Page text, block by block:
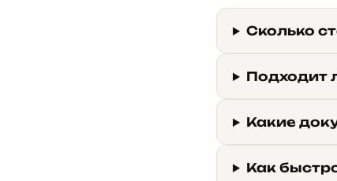
Сколько
Подходит
Какие
Как